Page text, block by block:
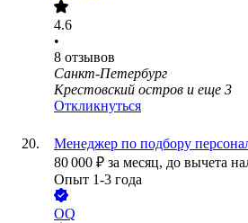
4.6
•
8 отзывов
Санкт-Петербург
Крестовский остров и еще 3
Откликнуться
Менеджер по подбору
80 000 ₽ за месяц, до вычета
Опыт 1-3 года
OQ